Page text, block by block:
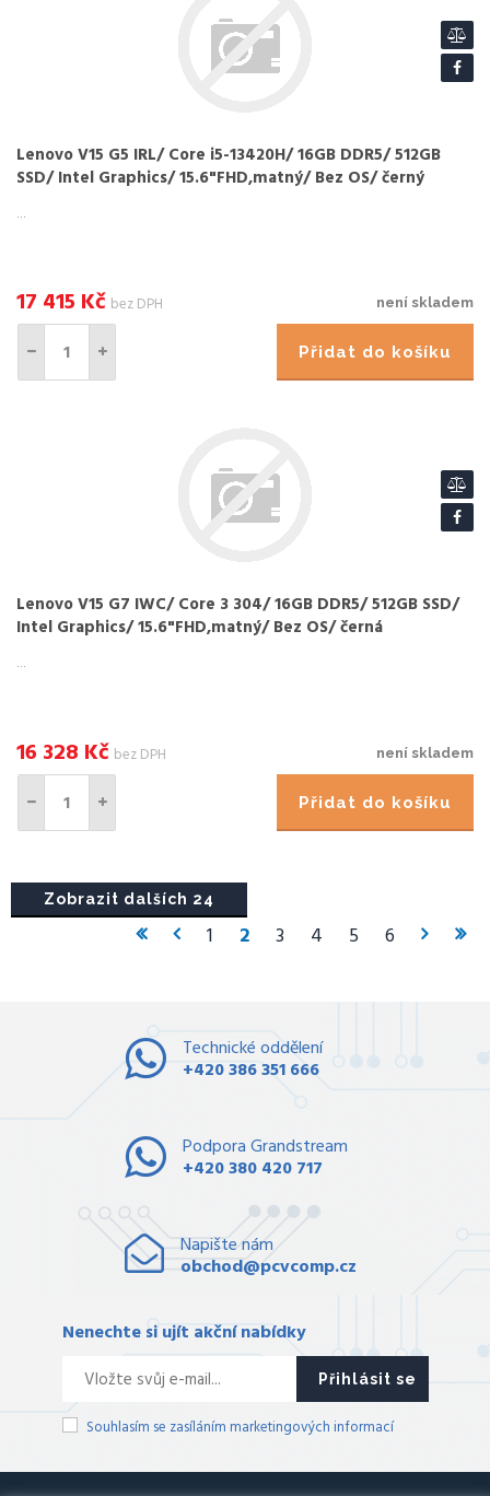
Lenovo V15 G5 IRL/ Core i5-13420H/ 16GB DDR5/ 512GB
SSD/ Intel Graphics/ 15.6"FHD,matný/ Bez OS/ černý
není skladem
17 415 Kč bez DPH
Přidat do košíku
Lenovo V15 G7 IWC/ Core 3 304/ 16GB DDR5/ 512GB SSD/
Intel Graphics/ 15.6"FHD,matný/ Bez OS/ černá
...
není skladem
16 328 Kč bez DPH
Přidat do košíku
Zobrazit dalších 24
1 2 3 4 5 6
Technické oddělení
+420 386 351 666
Podpora Grandstream
+420 380 420 717
Napište nám
obchod@pcvcomp.cz
Nenechte si ujít akční nabídky
Přihlásit se
Souhlasím se zasíláním marketingových informací